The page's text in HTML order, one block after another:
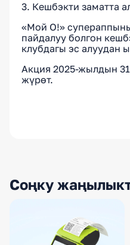
3. Кешбэкти заматта
«Мой О!»
пайдалуу болгон
клубдагы эс алуудан
Акция 2025-жылдын
жүрөт.
Соңку